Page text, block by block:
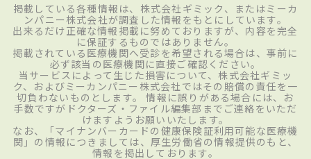
掲載している各種情報は、株式会社ギミック、またはミーカ
ンパニー株式会社が調査した情報をもとにしています。
出来るだけ正確な情報掲載に努めておりますが、内容を完全
に保証するものではありません。
掲載されている医療機関へ受診を希望される場合は、事前に
必ず該当の医療機関に直接ご確認ください。
当サービスによって生じた損害について、株式会社ギミッ
ク、およびミーカンパニー株式会社ではその賠償の責任を一
切負わないものとします。 情報に誤りがある場合には、お
手数ですがドクターズ・ファイル編集部までご連絡をいただ
けますようお願いいたします。
なお、「マイナンバーカードの健康保険証利用可能な医療機
関」の情報につきましては、厚生労働省の情報提供のもと、
情報を掲出しております。